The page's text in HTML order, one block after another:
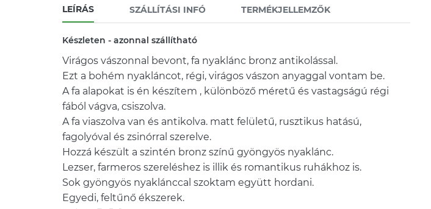
LEÍRÁS SZÁLLÍTÁSI INFÓ TERMÉKJELLEMZŐK
Készleten - azonnal szállítható
Virágos vászonnal bevont, fa nyaklánc bronz antikolással.
Ezt a bohém nyakláncot, régi, virágos vászon anyaggal vontam be.
A fa alapokat is én készítem , különböző méretű és vastagságú régi
fából vágva, csiszolva.
A fa viaszolva van és antikolva. matt felületű, rusztikus hatású,
fagolyóval és zsinórral szerelve.
Hozzá készült a szintén bronz színű gyöngyös nyaklánc.
Lezser, farmeros szereléshez is illik és romantikus ruhákhoz is.
Sok gyöngyös nyaklánccal szoktam együtt hordani.
Egyedi, feltűnő ékszerek.